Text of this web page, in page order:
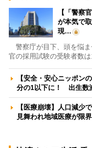
【「警察
が本気で
現…
警察庁が目下、頭を悩
官の採用試験の受験者数
【安全・安心ニッポン
分の1以下に！ 出生数
【医療崩壊】人口減少
見舞われ地域医療が